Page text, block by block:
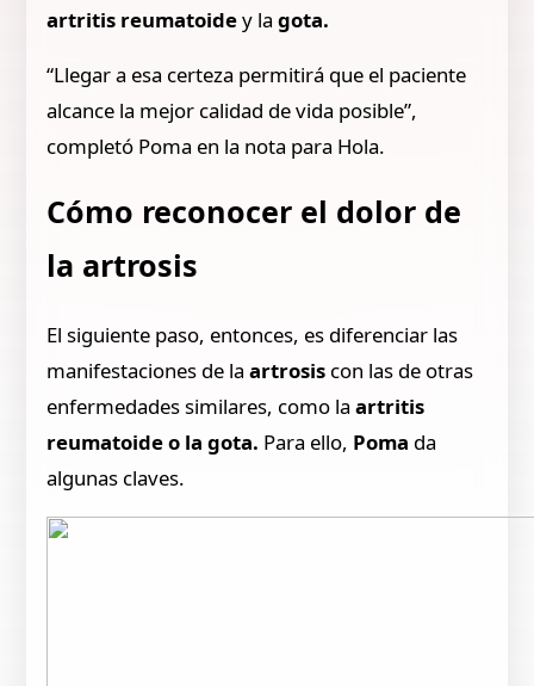
artritis reumatoidey lagota.
“Llegar a esa certeza permitirá que el paciente
alcance la mejor calidad de vida posible”,
completó Poma en la nota para Hola.
Cómo reconocer el dolor de
la artrosis
El siguiente paso, entonces, es diferenciar las
manifestaciones de laartrosis con las de otras
enfermedades similares, como laartritis
reumatoide o la gota. Para ello, Poma da
algunas claves.